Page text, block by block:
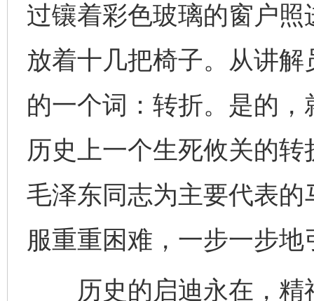
过镶着彩色玻璃的窗户
放着十几把椅子。从讲
的一个词：转折。是的
历史上一个生死攸关的
毛泽东同志为主要代表
服重重困难，一步一步
历史的启迪永在，精